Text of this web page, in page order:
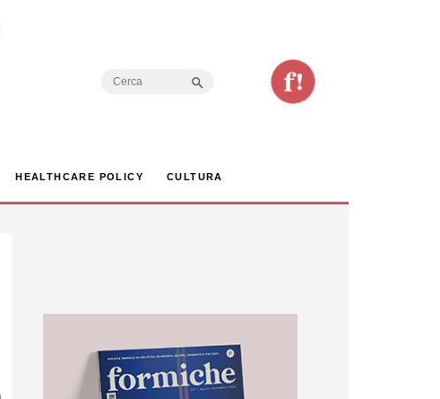
Search
HEALTHCARE POLICY CULTURA